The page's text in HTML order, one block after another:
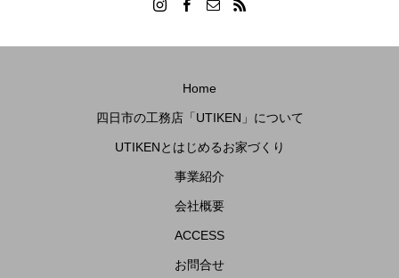
Home
四日市の工務店「UTIKEN」について
UTIKENとはじめるお家づくり
事業紹介
会社概要
ACCESS
お問合せ